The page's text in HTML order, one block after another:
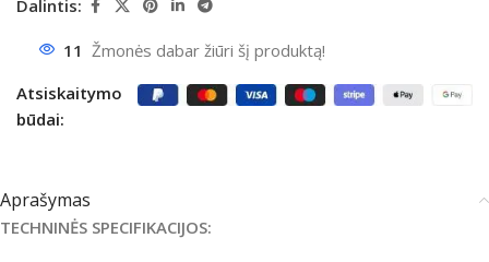
Dalintis:
11 Žmonės dabar žiūri šį produktą!
Atsiskaitymo
būdai:
Aprašymas
TECHNINĖS SPECIFIKACIJOS: